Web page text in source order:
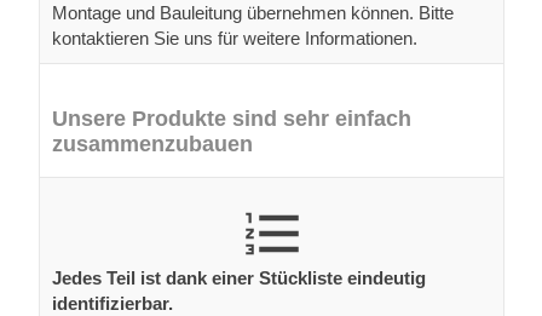
Montage und Bauleitung übernehmen können. Bitte
kontaktieren Sie uns für weitere Informationen.
Unsere Produkte sind sehr einfach
zusammenzubauen
Jedes Teil ist dank einer Stückliste eindeutig
identifizierbar.